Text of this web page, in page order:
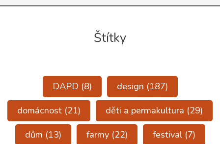
Štítky
DAPD (8) design (187)
domácnost (21) děti a permakultura (29)
dům (13) farmy(22) festival(7)